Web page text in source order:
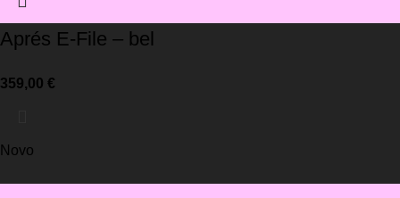
Aprés E-File – bel
359,00 €
Novo